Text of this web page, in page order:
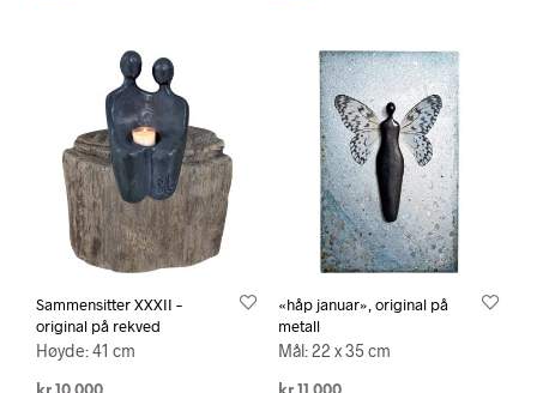
Sammensitter XXXII –
original på rekved
Høyde: 41 cm
«håp januar», original på
metall
Mål: 22 x 35 cm